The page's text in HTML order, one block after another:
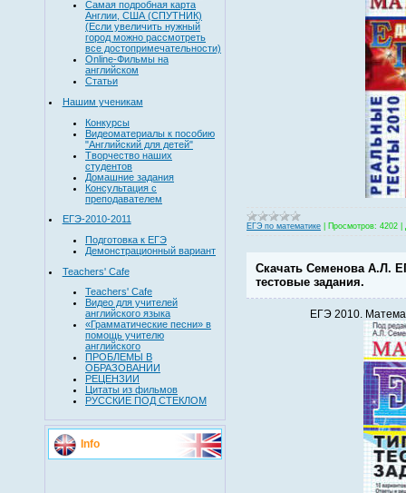
Самая подробная карта
Англии, США (СПУТНИК)
(Если увеличить нужный
город можно рассмотреть
все достопримечательности)
Online-Фильмы на
английском
Статьи
Нашим ученикам
Конкурсы
Видеоматериалы к пособию
"Английский для детей"
Творчество наших
студентов
Домашние задания
Консультация с
преподавателем
ЕГЭ-2010-2011
Подготовка к ЕГЭ
Демонстрационный вариант
Teachers' Cafe
Teachers' Cafe
Видео для учителей
английского языка
«Грамматические песни» в
помощь учителю
английского
ПРОБЛЕМЫ В
ОБРАЗОВАНИИ
РЕЦЕНЗИИ
Цитаты из фильмов
РУССКИЕ ПОД СТЕКЛОМ
Info
ЕГЭ по математике Просмотров: 4202
Скачать Семенова А.Л.
тестовые задания.
ЕГЭ 2010.